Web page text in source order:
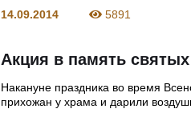
14.09.2014 5891
Акция в память
Накануне праздника во время
прихожан у храма и дарили